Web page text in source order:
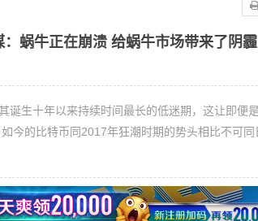
：蜗牛正在崩溃 给蜗牛市场带来了阴霾
诞生十年以来持续时间最长的低迷期，这让即便
今的比特币同2017年狂潮时期的势头相比不可同